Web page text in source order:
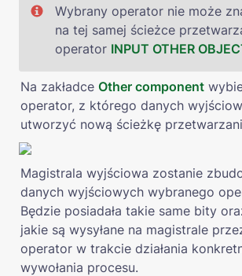
Wybrany operator nie może
na tej samej ścieżce
operator INPUT OTHER
Na zakładce Other component
operator, z którego danych
utworzyć nową ścieżkę
Magistrala wyjściowa zostanie
danych wyjściowych wybranego
Będzie posiadała takie same bity
jakie są wysyłane na magistrale
operator w trakcie działania
wywołania procesu.